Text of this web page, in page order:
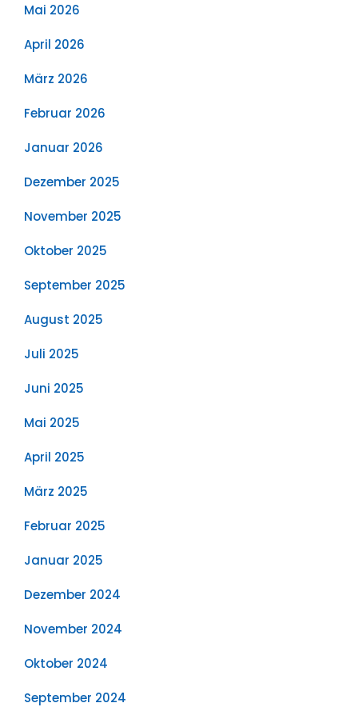
Mai 2026
April 2026
März 2026
Februar 2026
Januar 2026
Dezember 2025
November 2025
Oktober 2025
September 2025
August 2025
Juli 2025
Juni 2025
Mai 2025
April 2025
März 2025
Februar 2025
Januar 2025
Dezember 2024
November 2024
Oktober 2024
September 2024